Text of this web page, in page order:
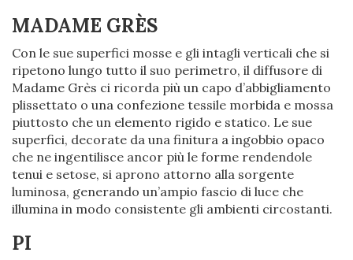
MADAME GRÈS
Con le sue superfici mosse e gli intagli verticali che si
ripetono lungo tutto il suo perimetro, il diffusore di
Madame Grès ci ricorda più un capo d’abbigliamento
plissettato o una confezione tessile morbida e mossa
piuttosto che un elemento rigido e statico. Le sue
superfici, decorate da una finitura a ingobbio opaco
che ne ingentilisce ancor più le forme rendendole
tenui e setose, si aprono attorno alla sorgente
luminosa, generando un’ampio fascio di luce che
illumina in modo consistente gli ambienti circostanti.
PI